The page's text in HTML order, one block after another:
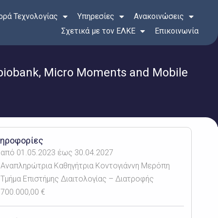
Τεχνολογίας Υπηρεσίες
Ανακοινώσεις
Σχετικά με τον ΕΛΚΕ
Επικοινωνία
Micro Moments and Mobile
από 01.05.2023 έως 30.04.2027
Αναπληρώτρια Καθηγήτρια Κοντογιάννη Μερόπη
Τμήμα Επιστήμης Διαιτολογίας – Διατροφής
700.000,00 €